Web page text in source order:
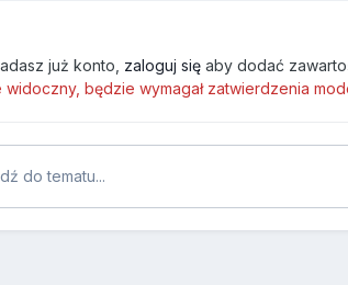
już konto, zaloguj się aby dodać
będzie wymagał zatwierdzenia
do tematu...